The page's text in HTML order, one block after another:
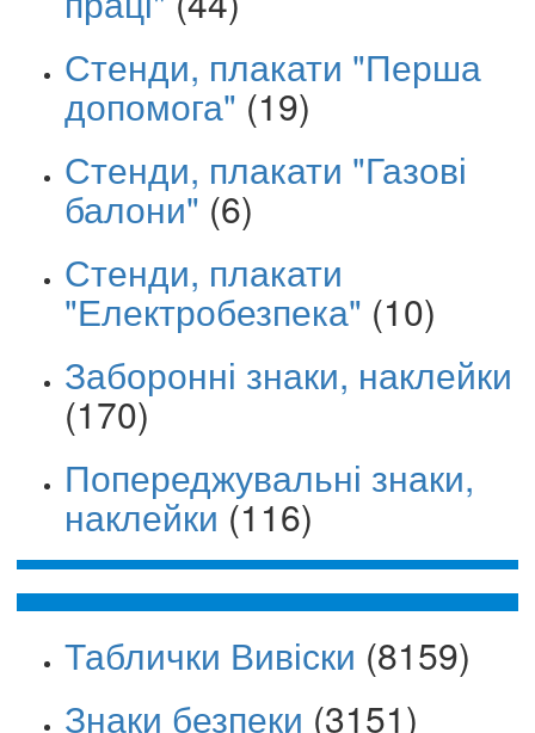
Стенди, плакати "Перша
допомога" (19)
Стенди, плакати "Газові
балони" (6)
Стенди, плакати
"Електробезпека" (10)
Заборонні знаки, наклейки
(170)
Попереджувальні знаки,
наклейки (116)
Таблички Вивіски (8159)
Знаки безпеки (3151)